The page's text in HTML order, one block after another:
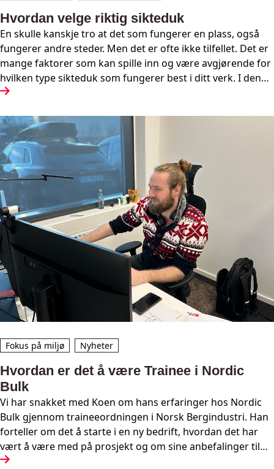
Hvordan velge riktig sikteduk
En skulle kanskje tro at det som fungerer en plass, også
fungerer andre steder. Men det er ofte ikke tilfellet. Det er
mange faktorer som kan spille inn og være avgjørende for
hvilken type sikteduk som fungerer best i ditt verk. I denne
teksten vil vi se på hvordan vi kan velge riktig sikteduk.
Fokus på miljø Nyheter
Hvordan er det å være Trainee i Nordic
Bulk
Vi har snakket med Koen om hans erfaringer hos Nordic
Bulk gjennom traineeordningen i Norsk Bergindustri. Han
forteller om det å starte i en ny bedrift, hvordan det har
vært å være med på prosjekt og om sine anbefalinger til
studenter som vurderer å søke seg til trainee ordningen.